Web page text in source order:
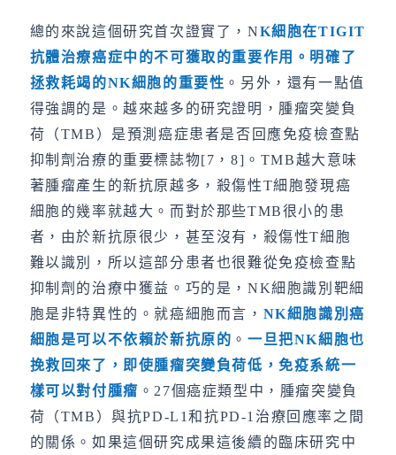
總的來說這個研究首次證實了，NK細胞在TIGIT
抗體治療癌症中的不可獲取的重要作用。明確了
拯救耗竭的NK細胞的重要性 。另外，還有一點值
得強調的是。越來越多的研究證明，腫瘤突變負
荷（TMB）是預測癌症患者是否回應免疫檢查點
抑制劑治療的重要標誌物[7，8]。TMB越大意味
著腫瘤產生的新抗原越多，殺傷性T細胞發現癌
細胞的幾率就越大。而對於那些TMB很小的患
者，由於新抗原很少，甚至沒有，殺傷性T細胞
難以識別，所以這部分患者也很難從免疫檢查點
抑制劑的治療中獲益。巧的是，NK細胞識別靶細
胞是非特異性的。就癌細胞而言， NK細胞識別癌
細胞是可以不依賴於新抗原的 。一旦把NK細胞也
挽救回來了，即使腫瘤突變負荷低，免疫系統一
樣可以對付腫瘤 。27個癌症類型中，腫瘤突變負
荷（TMB）與抗PD-L1和抗PD-1治療回應率之間
的關係。如果這個研究成果這後續的臨床研究中